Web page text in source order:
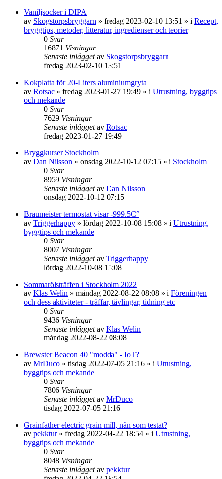
Vaniljsocker i DIPA
av Skogstorpsbryggarn » fredag 2023-02-10 13:51 » i Recept,
bryggtips, metoder, litteratur, ingredienser och teorier
0 Svar
16871 Visningar
Senaste inläggetav Skogstorpsbryggarn
fredag 2023-02-10 13:51
Kokplatta för 20-Liters aluminiumgryta
av Rotsac » fredag 2023-01-27 19:49 » i Utrustning, byggtips
och mekande
0 Svar
7629 Visningar
Senaste inläggetav Rotsac
fredag 2023-01-27 19:49
Bryggkurser Stockholm
av Dan Nilsson » onsdag 2022-10-12 07:15 » i Stockholm
0 Svar
8959 Visningar
Senaste inläggetav Dan Nilsson
onsdag 2022-10-12 07:15
Braumeister termostat visar -999.5C°
av Triggerhappy » lördag 2022-10-08 15:08 » i Utrustning,
byggtips och mekande
0 Svar
8007 Visningar
Senaste inläggetav Triggerhappy
lördag 2022-10-08 15:08
Sommarölsträffen i Stockholm 2022
av Klas Welin » måndag 2022-08-22 08:08 » i Föreningen
och dess aktiviteter - träffar, tävlingar, tidning etc
0 Svar
9436 Visningar
Senaste inläggetav Klas Welin
måndag 2022-08-22 08:08
Brewster Beacon 40 "modda" - IoT?
av MrDuco » tisdag 2022-07-05 21:16 » i Utrustning,
byggtips och mekande
0 Svar
7806 Visningar
Senaste inläggetav MrDuco
tisdag 2022-07-05 21:16
Grainfather electric grain mill, nån som testat?
av pekktur» fredag 2022-04-22 18:54 » i Utrustning,
byggtips och mekande
0 Svar
8048 Visningar
Senaste inläggetav pekktur